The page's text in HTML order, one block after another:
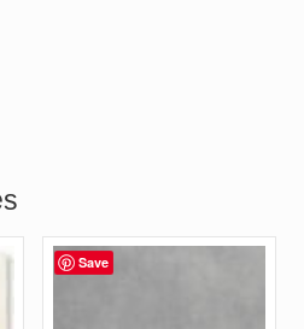
Save